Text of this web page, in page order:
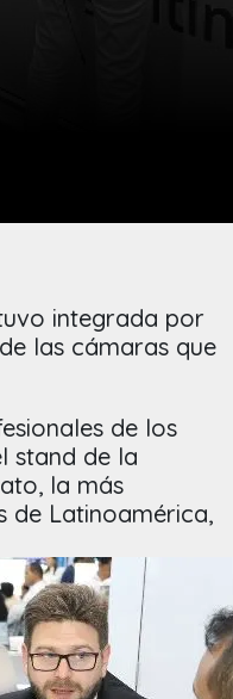
integrada por
las cámaras que
de los
stand de la
la más
de Latinoamérica,